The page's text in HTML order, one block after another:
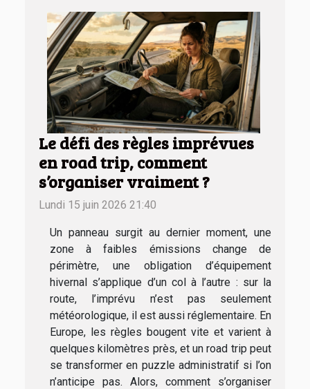
Le défi des règles imprévues
en road trip, comment
s’organiser vraiment ?
Lundi 15 juin 2026 21:40
Un panneau surgit au dernier moment, une
zone à faibles émissions change de
périmètre, une obligation d’équipement
hivernal s’applique d’un col à l’autre : sur la
route, l’imprévu n’est pas seulement
météorologique, il est aussi réglementaire. En
Europe, les règles bougent vite et varient à
quelques kilomètres près, et un road trip peut
se transformer en puzzle administratif si l’on
n’anticipe pas. Alors, comment s’organiser